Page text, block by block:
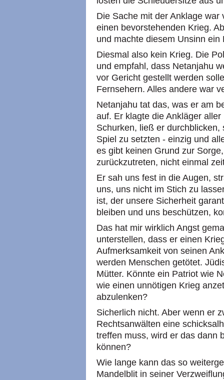
Die Sache mit der Anklage
einen bevorstehenden Krieg.
und machte diesem Unsinn ein
Diesmal also kein Krieg. Die
und empfahl, dass Netanjahu
vor Gericht gestellt werden
Fernsehern. Alles andere war
Netanjahu tat das, was er am
auf. Er klagte die Ankläger
Schurken, ließ er
Spiel zu setzten - einzig und
es gibt keinen Grund zur
zurückzutreten, nicht einmal
Er sah uns fest in die Augen,
uns, uns nicht im Stich zu
ist, der unsere Sicherheit
bleiben und uns beschützen,
Das hat mir wirklich Angst
unterstellen, dass er einen
Aufmerksamkeit von seinen
werden Menschen getötet.
Mütter. Könnte ein Patriot wie
wie einen unnötigen Krieg
abzulenken?
Sicherlich nicht. Aber wenn er
Rechtsanwälten eine
treffen muss, wird er das dann
können?
Wie lange kann das so
Mandelblit in seiner